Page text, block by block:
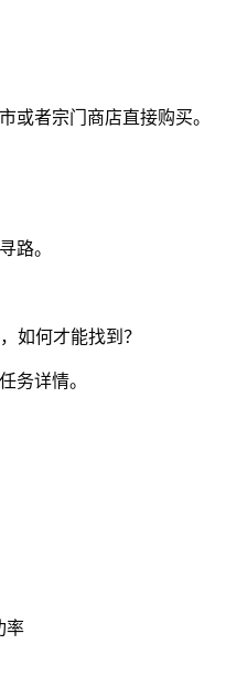
或者宗门商店直接购买。
路。
如何才能找到？
务详情。
率